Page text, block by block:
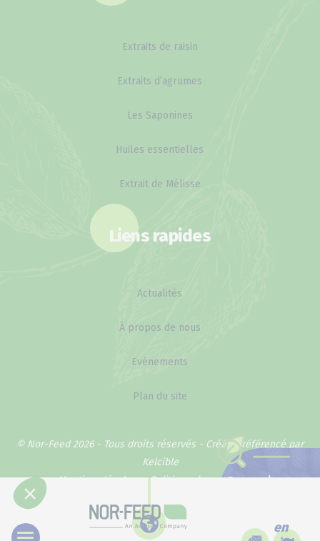
Pourquoi
Extraits de raisin
Extraits d’agrumes
Les Saponines
Huiles essentielles
Extrait de Mélisse
Liens rapides
Actualités
À propos de nous
Evènements
Plan du site
© Nor-Feed 2026 - Tous droits réservés - Créé et référencé par
Kelcible
Mentions légales
Politique de confidentialité
en